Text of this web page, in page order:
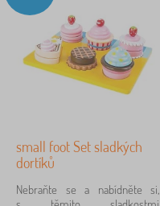
small foot Set sladkých
dortíků
Nebraňte se a nabídněte si,